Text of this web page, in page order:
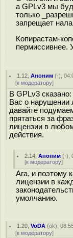
а GPLv3 мы
только
запрещает
Копирастам-
пермиссивнее.
1.12 ,Аноним (-),
[к модератору]
В GPLv3
Вас о
давайте
прятаться за
лицензии в
действия.
2.14 ,Аноним (-),
[к модератору]
Ага, и поэтому
лицензии в
умолчанию.
1.20 ,VoDA (ok),
[к модератору]